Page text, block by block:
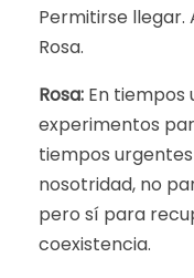
Permitirse llegar.
Rosa.
Rosa: En tiempos
experimentos
tiempos
nosotridad, no
pero sí para
coexistencia.